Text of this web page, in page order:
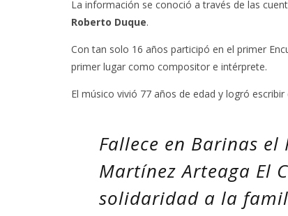
La información se conoció a través de las
Roberto Duque.
Con tan solo 16 años participó en el primer
primer lugar como compositor e intérprete.
El músico vivió 77 años de edad y logró
Fallece en Barinas
Martínez Arteaga El
solidaridad a la